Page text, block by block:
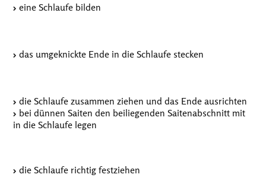
eine Schlaufe bilden
das umgeknickte Ende in die Schlaufe stecken
die Schlaufe zusammen ziehen und das Ende ausrichten
bei dünnen Saiten den beiliegenden Saitenabschnitt mit
in die Schlaufe legen
die Schlaufe richtig festziehen